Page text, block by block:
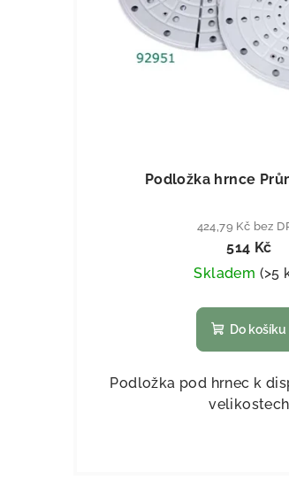
Podložka hrnce
424,79 Kč bez
514 Kč
Skladem (>5
Do košíku
Podložka pod hrnec k
velikostech